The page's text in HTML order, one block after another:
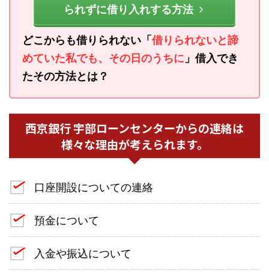
られずに借り入れする方法
どこからも借りられない「 借りられないと諦
めていた私でも、その日のうちに 」借入でき
たその方法とは？
西京銀行 宇部ローンセンターからの連絡は
様々な理由が考えられます。
口座開設についての連絡
預金について
入金や振込について